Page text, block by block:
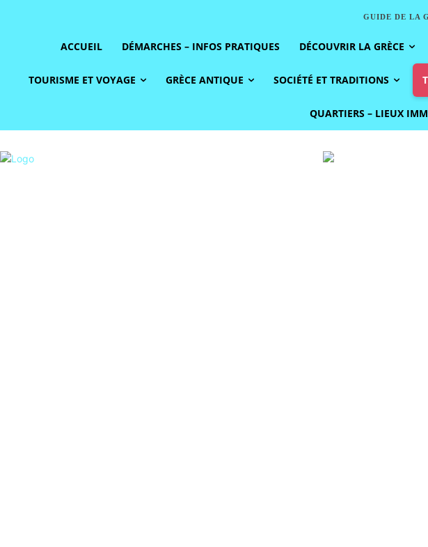
GUIDE DE LA
ACCUEIL DÉMARCHES – INFOS PRATIQUES DÉCOUVRIR LA GRÈCE
TOURISME ET VOYAGE GRÈCE ANTIQUE SOCIÉTÉ ET TRADITIONS
QUARTIERS – LIEUX